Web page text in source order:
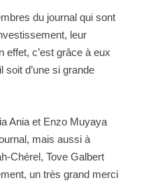
du journal qui sont
leur
effet, c’est grâce à eux
soit d’une si grande
Ania et Enzo Muyaya
mais aussi à
Chérel, Tove Galbert
un très grand merci